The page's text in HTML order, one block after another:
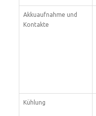
Akkuaufnahme und
Kontakte
Kühlung